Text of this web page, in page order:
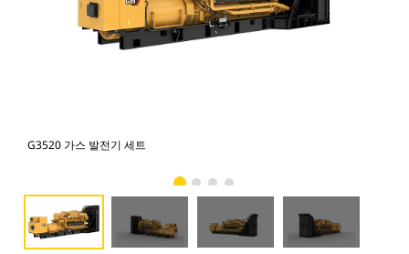
G3520 가스 발전기 세트